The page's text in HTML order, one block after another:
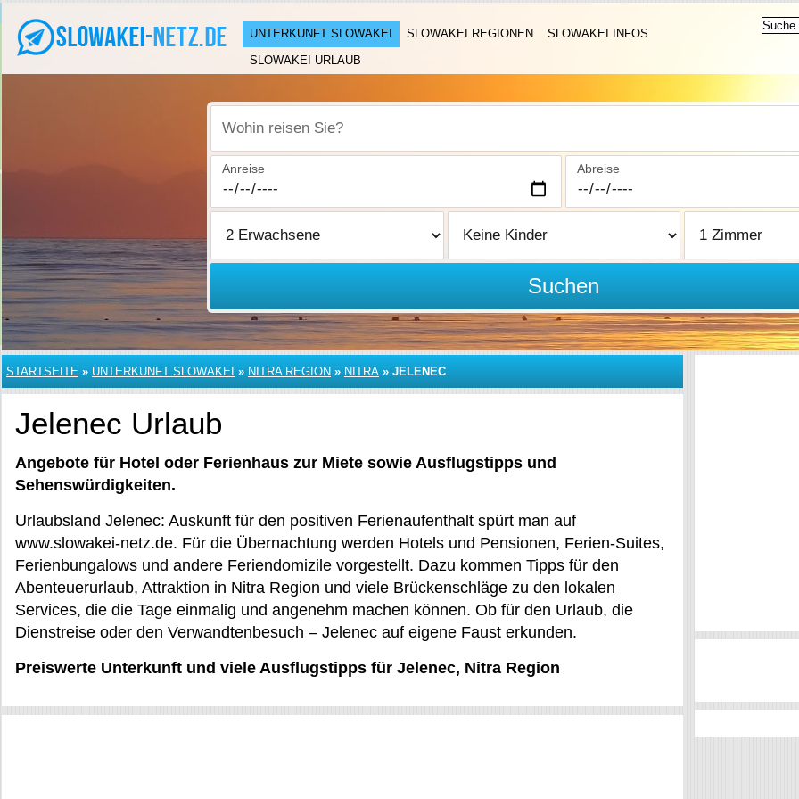
UNTERKUNFT SLOWAKEI SLOWAKEI REGIONEN
SLOWAKEI INFOS
SLOWAKEI URLAUB
Wohin reisen Sie?
Anreise Abreise
Suchen
STARTSEITE » UNTERKUNFT SLOWAKEI » NITRA REGION » NITRA » JELENEC
Jelenec Urlaub
Angebote für Hotel oder Ferienhaus zur Miete sowie Ausflugstipps und
Sehenswürdigkeiten.
Urlaubsland Jelenec: Auskunft für den positiven Ferienaufenthalt spürt man auf
www.slowakei-netz.de. Für die Übernachtung werden Hotels und Pensionen, Ferien-Suites,
Ferienbungalows und andere Feriendomizile vorgestellt. Dazu kommen Tipps für den
Abenteuerurlaub, Attraktion in Nitra Region und viele Brückenschläge zu den lokalen
Services, die die Tage einmalig und angenehm machen können. Ob für den Urlaub, die
Dienstreise oder den Verwandtenbesuch – Jelenec auf eigene Faust erkunden.
Preiswerte Unterkunft und viele Ausflugstipps für Jelenec, Nitra Region